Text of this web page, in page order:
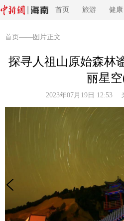
首页 旅游 健康
首页 ——图片正文
探寻人祖山原始森林
丽星
2023年07月19日 12:53